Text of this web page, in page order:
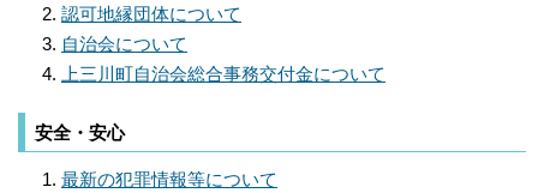
認可地縁団体について
自治会について
上三川町自治会総合事務交付金について
安全・安心
最新の犯罪情報等について